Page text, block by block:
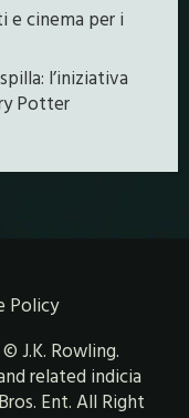
e cinema per i
l’iniziativa
Potter
Policy
J.K. Rowling.
related indicia
Ent. All Right